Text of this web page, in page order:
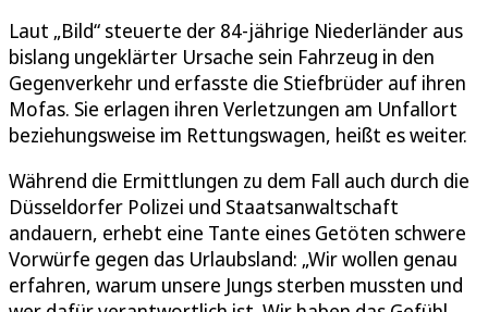
Laut „Bild“ steuerte der 84-jährige Niederländer aus
bislang ungeklärter Ursache sein Fahrzeug in den
Gegenverkehr und erfasste die Stiefbrüder auf ihren
Mofas. Sie erlagen ihren Verletzungen am Unfallort
beziehungsweise im Rettungswagen, heißt es weiter.
Während die Ermittlungen zu dem Fall auch durch die
Düsseldorfer Polizei und Staatsanwaltschaft
andauern, erhebt eine Tante eines Getöten schwere
Vorwürfe gegen das Urlaubsland: „Wir wollen genau
erfahren, warum unsere Jungs sterben mussten und